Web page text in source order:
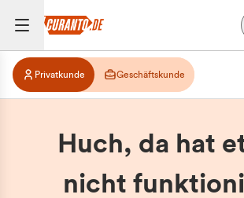
Privatkunde Geschäftskunde
Huch, da hat
nicht